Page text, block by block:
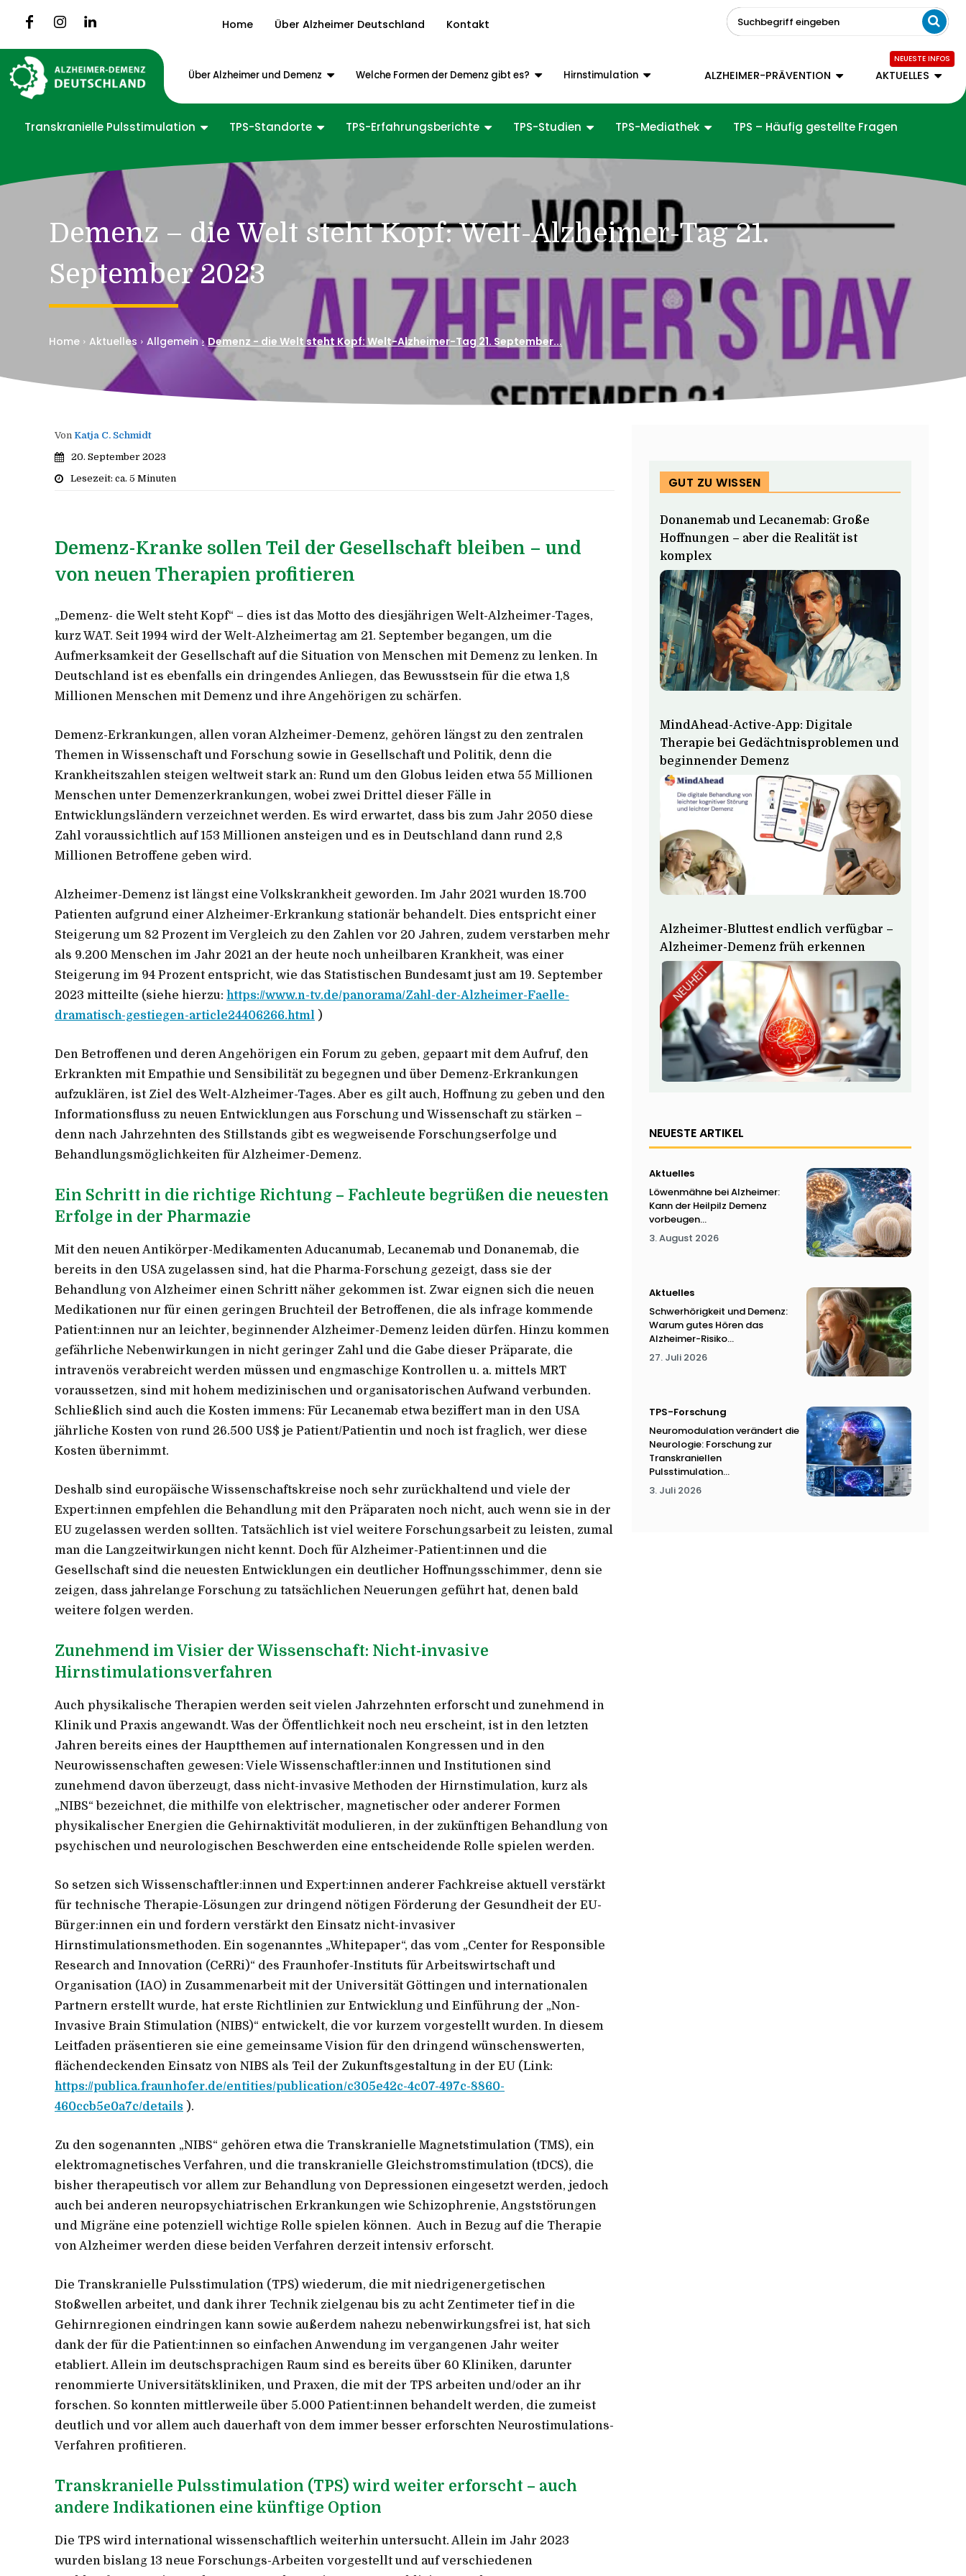
Home Über Alzheimer Deutschland Kontakt Suchbegriff eingeben
Über Alzheimer und Demenz Welche Formen der Demenz gibt es? Hirnstimulation ALZHEIMER-PRÄVENTION AKTUELLES
Transkranielle Pulsstimulation TPS-Standorte TPS-Erfahrungsberichte TPS-Studien TPS-Mediathek TPS – Häufig gestellte Fragen
Demenz – die Welt steht Kopf: Welt-Alzheimer-Tag 21.
September 2023
Home Aktuelles Allgemein Demenz - die Welt steht Kopf: Welt-Alzheimer-Tag 21. September...
Von Katja C. Schmidt
20. September 2023
Lesezeit: ca. 5 Minuten
Demenz-Kranke sollen Teil der Gesellschaft bleiben – und
von neuen Therapien profitieren
„Demenz- die Welt steht Kopf“ – dies ist das Motto des diesjährigen Welt-Alzheimer-Tages,
kurz WAT. Seit 1994 wird der Welt-Alzheimertag am 21. September begangen, um die
Aufmerksamkeit der Gesellschaft auf die Situation von Menschen mit Demenz zu lenken. In
Deutschland ist es ebenfalls ein dringendes Anliegen, das Bewusstsein für die etwa 1,8
Millionen Menschen mit Demenz und ihre Angehörigen zu schärfen.
Demenz-Erkrankungen, allen voran Alzheimer-Demenz, gehören längst zu den zentralen
Themen in Wissenschaft und Forschung sowie in Gesellschaft und Politik, denn die
Krankheitszahlen steigen weltweit stark an: Rund um den Globus leiden etwa 55 Millionen
Menschen unter Demenzerkrankungen, wobei zwei Drittel dieser Fälle in
Entwicklungsländern verzeichnet werden. Es wird erwartet, dass bis zum Jahr 2050 diese
Zahl voraussichtlich auf 153 Millionen ansteigen und es in Deutschland dann rund 2,8
Millionen Betroffene geben wird.
Alzheimer-Demenz ist längst eine Volkskrankheit geworden. Im Jahr 2021 wurden 18.700
Patienten aufgrund einer Alzheimer-Erkrankung stationär behandelt. Dies entspricht einer
Steigerung um 82 Prozent im Vergleich zu den Zahlen vor 20 Jahren, zudem verstarben mehr
als 9.200 Menschen im Jahr 2021 an der heute noch unheilbaren Krankheit, was einer
Steigerung im 94 Prozent entspricht, wie das Statistischen Bundesamt just am 19. September
2023 mitteilte (siehe hierzu: https://www.n-tv.de/panorama/Zahl-der-Alzheimer-Faelle-
dramatisch-gestiegen-article24406266.html )
Den Betroffenen und deren Angehörigen ein Forum zu geben, gepaart mit dem Aufruf, den
Erkrankten mit Empathie und Sensibilität zu begegnen und über Demenz-Erkrankungen
aufzuklären, ist Ziel des Welt-Alzheimer-Tages. Aber es gilt auch, Hoffnung zu geben und den
Informationsfluss zu neuen Entwicklungen aus Forschung und Wissenschaft zu stärken –
denn nach Jahrzehnten des Stillstands gibt es wegweisende Forschungserfolge und
Behandlungsmöglichkeiten für Alzheimer-Demenz.
Ein Schritt in die richtige Richtung – Fachleute begrüßen die neuesten
Erfolge in der Pharmazie
Mit den neuen Antikörper-Medikamenten Aducanumab, Lecanemab und Donanemab, die
bereits in den USA zugelassen sind, hat die Pharma-Forschung gezeigt, dass sie der
Behandlung von Alzheimer einen Schritt näher gekommen ist. Zwar eignen sich die neuen
Medikationen nur für einen geringen Bruchteil der Betroffenen, die als infrage kommende
Patient:innen nur an leichter, beginnender Alzheimer-Demenz leiden dürfen. Hinzu kommen
gefährliche Nebenwirkungen in nicht geringer Zahl und die Gabe dieser Präparate, die
intravenös verabreicht werden müssen und engmaschige Kontrollen u. a. mittels MRT
voraussetzen, sind mit hohem medizinischen und organisatorischen Aufwand verbunden.
Schließlich sind auch die Kosten immens: Für Lecanemab etwa beziffert man in den USA
jährliche Kosten von rund 26.500 US$ je Patient/Patientin und noch ist fraglich, wer diese
Kosten übernimmt.
Deshalb sind europäische Wissenschaftskreise noch sehr zurückhaltend und viele der
Expert:innen empfehlen die Behandlung mit den Präparaten noch nicht, auch wenn sie in der
EU zugelassen werden sollten. Tatsächlich ist viel weitere Forschungsarbeit zu leisten, zumal
man die Langzeitwirkungen nicht kennt. Doch für Alzheimer-Patient:innen und die
Gesellschaft sind die neuesten Entwicklungen ein deutlicher Hoffnungsschimmer, denn sie
zeigen, dass jahrelange Forschung zu tatsächlichen Neuerungen geführt hat, denen bald
weitere folgen werden.
Zunehmend im Visier der Wissenschaft: Nicht-invasive
Hirnstimulationsverfahren
Auch physikalische Therapien werden seit vielen Jahrzehnten erforscht und zunehmend in
Klinik und Praxis angewandt. Was der Öffentlichkeit noch neu erscheint, ist in den letzten
Jahren bereits eines der Hauptthemen auf internationalen Kongressen und in den
Neurowissenschaften gewesen: Viele Wissenschaftler:innen und Institutionen sind
zunehmend davon überzeugt, dass nicht-invasive Methoden der Hirnstimulation, kurz als
„NIBS“ bezeichnet, die mithilfe von elektrischer, magnetischer oder anderer Formen
physikalischer Energien die Gehirnaktivität modulieren, in der zukünftigen Behandlung von
psychischen und neurologischen Beschwerden eine entscheidende Rolle spielen werden.
So setzen sich Wissenschaftler:innen und Expert:innen anderer Fachkreise aktuell verstärkt
für technische Therapie-Lösungen zur dringend nötigen Förderung der Gesundheit der EU-
Bürger:innen ein und fordern verstärkt den Einsatz nicht-invasiver
Hirnstimulationsmethoden. Ein sogenanntes „Whitepaper“, das vom „Center for Responsible
Research and Innovation (CeRRi)“ des Fraunhofer-Instituts für Arbeitswirtschaft und
Organisation (IAO) in Zusammenarbeit mit der Universität Göttingen und internationalen
Partnern erstellt wurde, hat erste Richtlinien zur Entwicklung und Einführung der „Non-
Invasive Brain Stimulation (NIBS)“ entwickelt, die vor kurzem vorgestellt wurden. In diesem
Leitfaden präsentieren sie eine gemeinsame Vision für den dringend wünschenswerten,
flächendeckenden Einsatz von NIBS als Teil der Zukunftsgestaltung in der EU (Link:
https://publica.fraunhofer.de/entities/publication/c305e42c-4c07-497c-8860-
460ccb5e0a7c/details ).
Zu den sogenannten „NIBS“ gehören etwa die Transkranielle Magnetstimulation (TMS), ein
elektromagnetisches Verfahren, und die transkranielle Gleichstromstimulation (tDCS), die
bisher therapeutisch vor allem zur Behandlung von Depressionen eingesetzt werden, jedoch
auch bei anderen neuropsychiatrischen Erkrankungen wie Schizophrenie, Angststörungen
und Migräne eine potenziell wichtige Rolle spielen können. Auch in Bezug auf die Therapie
von Alzheimer werden diese beiden Verfahren derzeit intensiv erforscht.
Die Transkranielle Pulsstimulation (TPS) wiederum, die mit niedrigenergetischen
Stoßwellen arbeitet, und dank ihrer Technik zielgenau bis zu acht Zentimeter tief in die
Gehirnregionen eindringen kann sowie außerdem nahezu nebenwirkungsfrei ist, hat sich
dank der für die Patient:innen so einfachen Anwendung im vergangenen Jahr weiter
etabliert. Allein im deutschsprachigen Raum sind es bereits über 60 Kliniken, darunter
renommierte Universitätskliniken, und Praxen, die mit der TPS arbeiten und/oder an ihr
forschen. So konnten mittlerweile über 5.000 Patient:innen behandelt werden, die zumeist
deutlich und vor allem auch dauerhaft von dem immer besser erforschten Neurostimulations-
Verfahren profitieren.
Transkranielle Pulsstimulation (TPS) wird weiter erforscht – auch
andere Indikationen eine künftige Option
Die TPS wird international wissenschaftlich weiterhin untersucht. Allein im Jahr 2023
wurden bislang 13 neue Forschungs-Arbeiten vorgestellt und auf verschiedenen
GUT ZU WISSEN
Donanemab und Lecanemab: Große
Hoffnungen – aber die Realität ist
komplex
MindAhead-Active-App: Digitale
Therapie bei Gedächtnisproblemen und
beginnender Demenz
Alzheimer-Bluttest endlich verfügbar –
Alzheimer-Demenz früh erkennen
NEUESTE ARTIKEL
Aktuelles
Löwenmähne bei Alzheimer:
Kann der Heilpilz Demenz
vorbeugen...
3. August 2026
Aktuelles
Schwerhörigkeit und Demenz:
Warum gutes Hören das
Alzheimer-Risiko...
27. Juli 2026
TPS-Forschung
Neuromodulation verändert die
Neurologie: Forschung zur
Transkraniellen
Pulsstimulation...
3. Juli 2026